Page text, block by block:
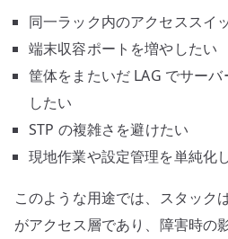
同一ラック内のアクセススイ
端末収容ポートを増やしたい
筐体をまたいだ LAG でサー
したい
STP の複雑さを避けたい
現地作業や設定管理を単純化
このような用途では、スタック
がアクセス層であり、障害時の